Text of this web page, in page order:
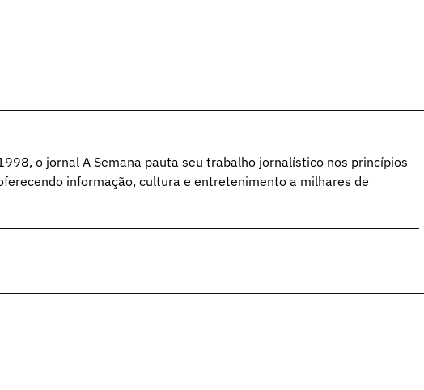
o jornal A Semana pauta seu trabalho jornalístico nos princípios
informação, cultura e entretenimento a milhares de